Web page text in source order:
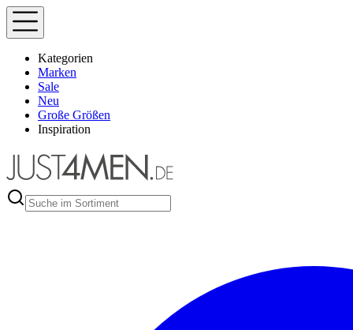
Kategorien
Marken
Sale
Neu
Große Größen
Inspiration